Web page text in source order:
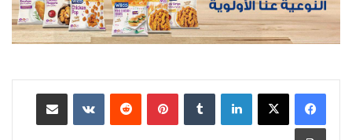
لينكدإن بينتيريست
مشاركة عبر البريد
طباعة